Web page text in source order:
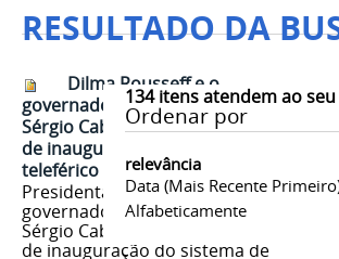
RESULTADO DA
134itens atendem ao
Ordenar por
relevância
Data (mais Recente
Alfabeticamente
Dilma Rousseff e o
governador do Rio de Janeiro,
Sérgio Cabral, durante cerimônia
de inauguração do sistema de
teleférico
Presidenta Dilma Rousseff e o
governador do Rio de Janeiro,
Sérgio Cabral, durante cerimônia
de inauguração do sistema de